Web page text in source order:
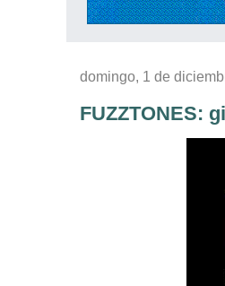
domingo, 1 de
FUZZTONES: